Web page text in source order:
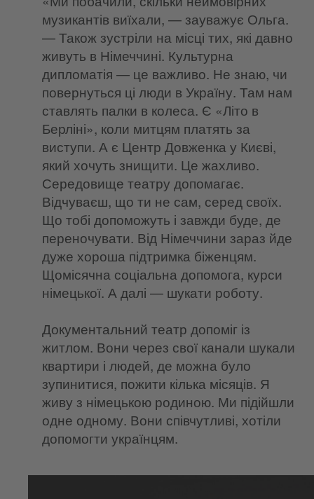
музикантів виїхали, — зауважує Ольга.
— Також зустріли на місці тих, які давно
живуть в Німеччині. Культурна
дипломатія — це важливо. Не знаю, чи
повернуться ці люди в Україну. Там нам
ставлять палки в колеса. Є «Літо в
Берліні», коли митцям платять за
виступи. А є Центр Довженка у Києві,
який хочуть знищити. Це жахливо.
Середовище театру допомагає.
Відчуваєш, що ти не сам, серед своїх.
Що тобі допоможуть і завжди буде, де
переночувати. Від Німеччини зараз йде
дуже хороша підтримка біженцям.
Щомісячна соціальна допомога, курси
німецької. А далі — шукати роботу.
Документальний театр допоміг із
житлом. Вони через свої канали шукали
квартири і людей, де можна було
зупинитися, пожити кілька місяців. Я
живу з німецькою родиною. Ми підійшли
одне одному. Вони співчутливі, хотіли
допомогти українцям.